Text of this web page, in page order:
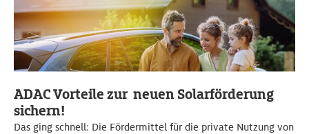
ADAC Vorteile zur neuen Solarförderung
sichern!
Das ging schnell: Die Fördermittel für die private Nutzung von